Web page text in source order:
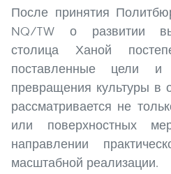
После принятия
NQ/TW о развитии
столица Ханой
поставленные цели и
превращения культуры в
рассматривается не
или поверхностных
направлении
масштабной реализации.